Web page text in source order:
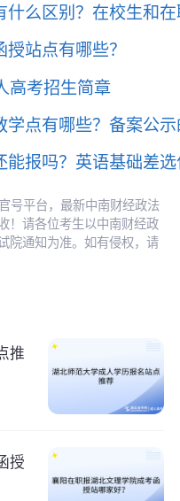
什么区别？在校生和
站点有哪些？
高考招生简章
学点有哪些？备案公
能报吗？英语基础差
号平台，最新中南财经政法
！请各位考生以中南财经政
院通知为准。如有侵权，请
推
授